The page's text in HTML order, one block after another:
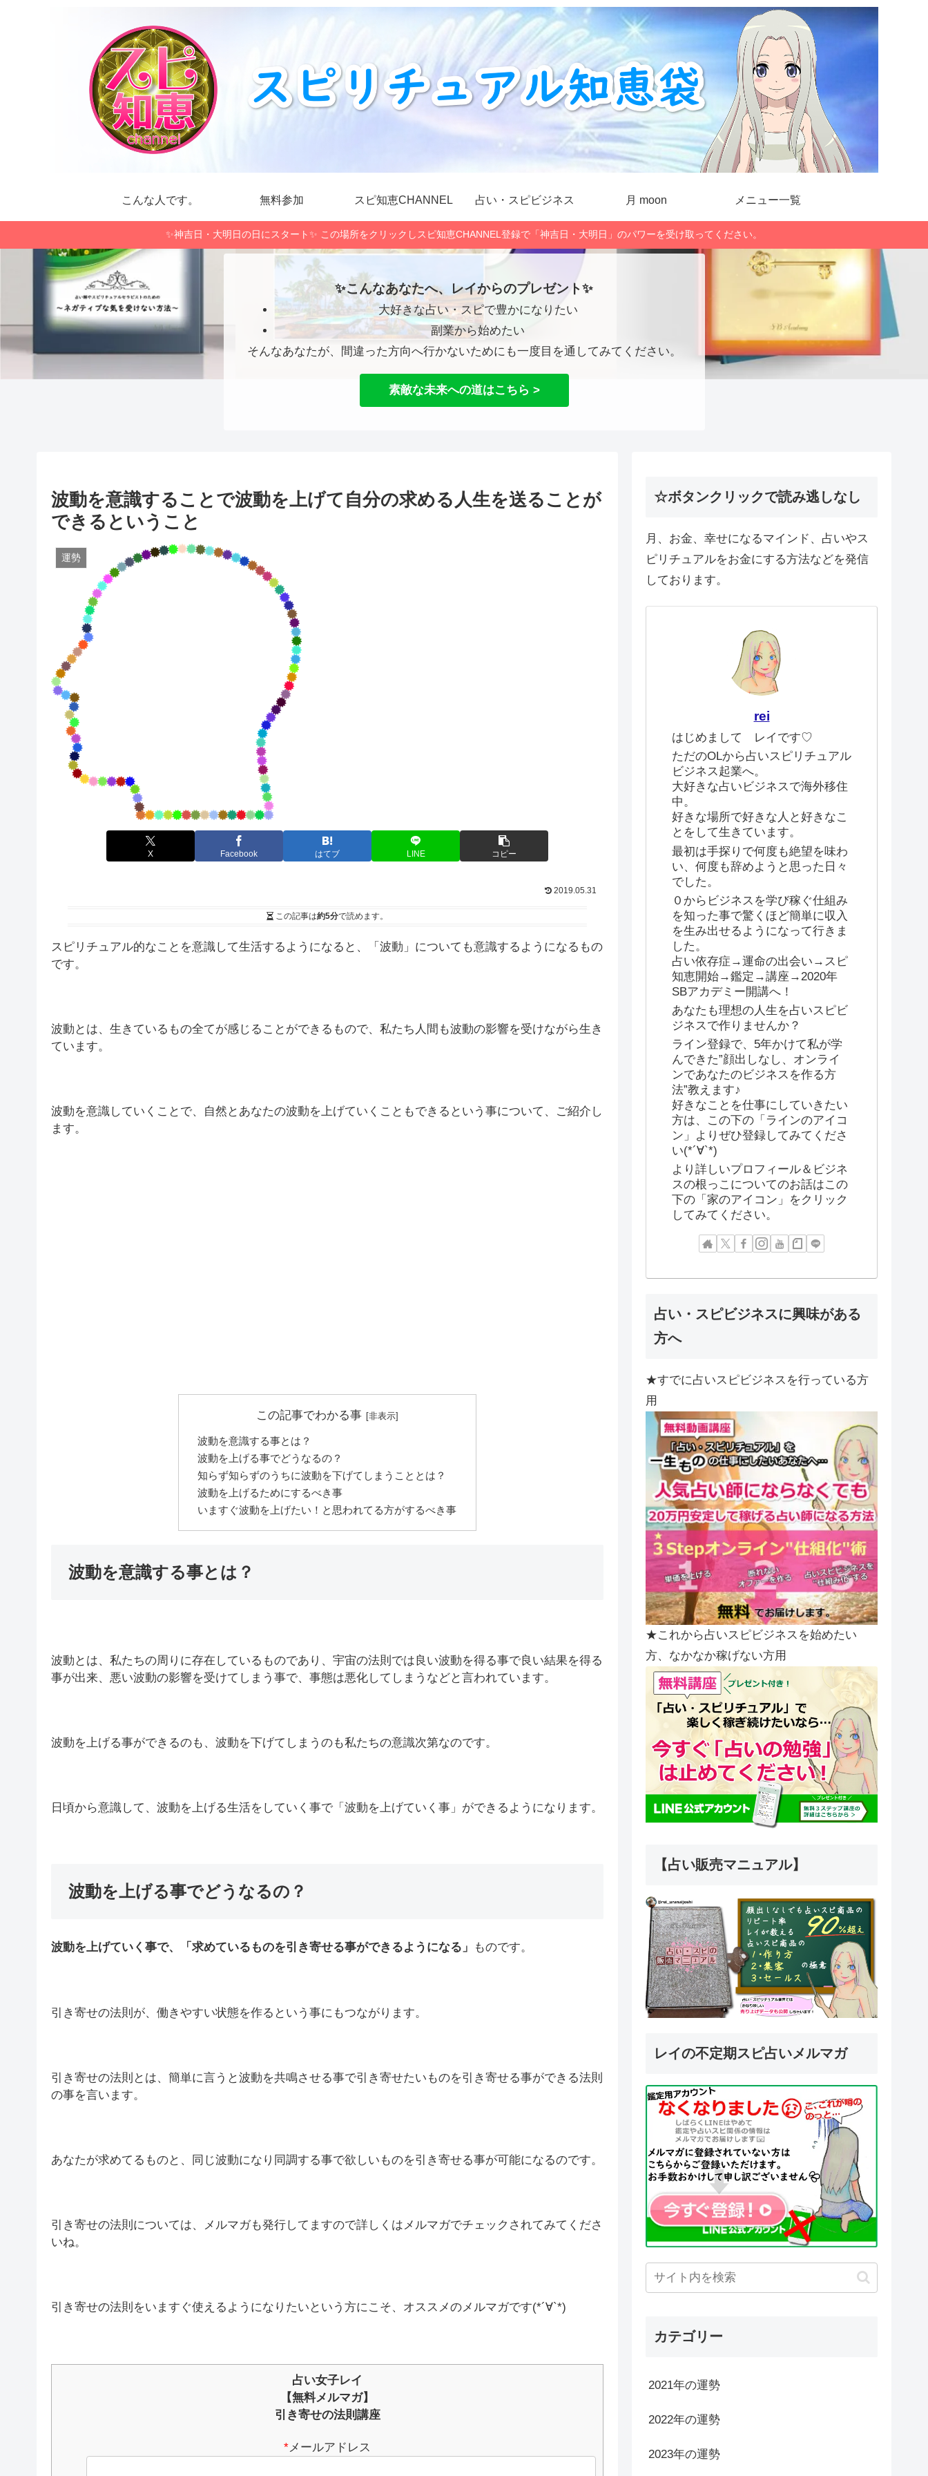
こんな人です。 無料参加 スピ知恵CHANNEL 占い・スピビジネス 月 moon メニュー一覧
✨神吉日・大明日の日にスタート✨ この場所をクリックしスピ知恵CHANNEL登録で「神吉日・大明日」のパワーを受け取ってください。
✨こんなあなたへ、レイからのプレゼント✨
大好きな占い・スピで豊かになりたい
副業から始めたい
そんなあなたが、間違った方向へ行かないためにも一度目を通してみてください。
素敵な未来への道はこちら >
波動を意識することで波動を上げて自分の求める人生を送ることが
できるということ
運勢
X Facebook はてブ LINE コピー
2019.05.31
この記事は約5分で読めます。
スピリチュアル的なことを意識して生活するようになると、「波動」についても意識するようになるもの
です。
波動とは、生きているもの全てが感じることができるもので、私たち人間も波動の影響を受けながら生き
ています。
波動を意識していくことで、自然とあなたの波動を上げていくこともできるという事について、ご紹介し
ます。
この記事でわかる事
波動を意識する事とは？
波動を上げる事でどうなるの？
知らず知らずのうちに波動を下げてしまうこととは？
波動を上げるためにするべき事
いますぐ波動を上げたい！と思われてる方がするべき事
波動を意識する事とは？
波動とは、私たちの周りに存在しているものであり、宇宙の法則では良い波動を得る事で良い結果を得る
事が出来、悪い波動の影響を受けてしまう事で、事態は悪化してしまうなどと言われています。
波動を上げる事ができるのも、波動を下げてしまうのも私たちの意識次第なのです。
日頃から意識して、波動を上げる生活をしていく事で「波動を上げていく事」ができるようになります。
波動を上げる事でどうなるの？
波動を上げていく事で、「求めているものを引き寄せる事ができるようになる」 ものです。
引き寄せの法則が、働きやすい状態を作るという事にもつながります。
引き寄せの法則とは、簡単に言うと波動を共鳴させる事で引き寄せたいものを引き寄せる事ができる法則
の事を言います。
あなたが求めてるものと、同じ波動になり同調する事で欲しいものを引き寄せる事が可能になるのです。
引き寄せの法則については、メルマガも発行してますので詳しくはメルマガでチェックされてみてくださ
いね。
引き寄せの法則をいますぐ使えるようになりたいという方にこそ、オススメのメルマガです(*´∀`*)
占い女子レイ
【無料メルマガ】
引き寄せの法則講座
* メールアドレス
☆ボタンクリックで読み逃しなし
月、お金、幸せになるマインド、占いやス
ピリチュアルをお金にする方法などを発信
しております。
rei
はじめまして レイです♡
ただのOLから占いスピリチュアル
ビジネス起業へ。
大好きな占いビジネスで海外移住
中。
好きな場所で好きな人と好きなこ
とをして生きています。
最初は手探りで何度も絶望を味わ
い、何度も辞めようと思った日々
でした。
０からビジネスを学び稼ぐ仕組み
を知った事で驚くほど簡単に収入
を生み出せるようになって行きま
した。
占い依存症→運命の出会い→スピ
知恵開始→鑑定→講座→2020年
SBアカデミー開講へ！
あなたも理想の人生を占いスピビ
ジネスで作りませんか？
ライン登録で、5年かけて私が学
んできた”顔出しなし、オンライ
ンであなたのビジネスを作る方
法”教えます♪
好きなことを仕事にしていきたい
方は、この下の「ラインのアイコ
ン」よりぜひ登録してみてくださ
い(*´∀`*)
より詳しいプロフィール＆ビジネ
スの根っこについてのお話はこの
下の「家のアイコン」をクリック
してみてください。
占い・スピビジネスに興味がある
方へ
★すでに占いスピビジネスを行っている方
用
★これから占いスピビジネスを始めたい
方、なかなか稼げない方用
【占い販売マニュアル】
レイの不定期スピ占いメルマガ
カテゴリー
2021年の運勢
2022年の運勢
2023年の運勢